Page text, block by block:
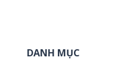
DANH MỤC